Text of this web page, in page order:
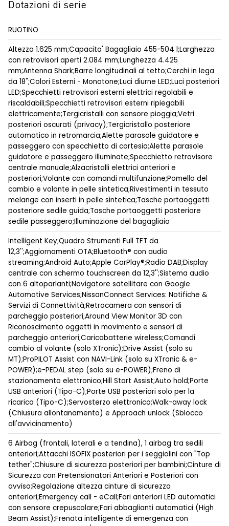
Dotazioni di serie
RUOTINO
Altezza 1.625 mm;Capacita' Bagagliaio 455-504 l;Larghezza
con retrovisori aperti 2.084 mm;Lunghezza 4.425
mm;Antenna Shark;Barre longitudinali al tetto;Cerchi in lega
da 18";Colori Esterni - Monotone;Luci diurne LED;Luci posteriori
LED;Specchietti retrovisori esterni elettrici regolabili e
riscaldabili;Specchietti retrovisori esterni ripiegabili
elettricamente;Tergicristalli con sensore pioggia;Vetri
posteriori oscurati (privacy);Tergicristallo posteriore
automatico in retromarcia;Alette parasole guidatore e
passeggero con specchietto di cortesia;Alette parasole
guidatore e passeggero illuminate;Specchietto retrovisore
centrale manuale;Alzacristalli elettrici anteriori e
posteriori;Volante con comandi multifunzione;Pomello del
cambio e volante in pelle sintetica;Rivestimenti in tessuto
melange con inserti in pelle sintetica;Tasche portaoggetti
posteriore sedile guida;Tasche portaoggetti posteriore
sedile passeggero;Illuminazione del bagagliaio
Intelligent Key;Quadro Strumenti Full TFT da
12,3'';Aggiornamenti OTA;Bluetooth® con audio
streaming;Android Auto;Apple CarPlay®;Radio DAB;Display
centrale con schermo touchscreen da 12,3'';Sistema audio
con 6 altoparlanti;Navigatore satellitare con Google
Automotive Services;NissanConnect Services: Notifiche &
Servizi di Connettività;Retrocamera con sensori di
parcheggio posteriori;Around View Monitor 3D con
Riconoscimento oggetti in movimento e sensori di
parcheggio anteriori;Caricabatterie wireless;Comandi
cambio al volante (solo XTronic);Drive Assist (solo su
MT);ProPILOT Assist con NAVI-Link (solo su XTronic & e-
POWER);e-PEDAL step (solo su e-POWER);Freno di
stazionamento elettronico;Hill Start Assist;Auto hold;Porte
USB anteriori (Tipo-C);Porte USB posteriori solo per la
ricarica (Tipo-C);Servosterzo elettronico;Walk-away lock
(Chiusura allontanamento) e Approach unlock (Sblocco
all'avvicinamento)
6 Airbag (frontali, laterali e a tendina), 1 airbag tra sedili
anteriori;Attacchi ISOFIX posteriori per i seggiolini con "Top
tether";Chiusure di sicurezza posteriori per bambini;Cinture di
Sicurezza con Pretensionatori Anteriori e Posteriori con
avviso;Regolazione altezza cinture di sicurezza
anteriori;Emergency call - eCall;Fari anteriori LED automatici
con sensore crepuscolare;Fari abbaglianti automatici (High
Beam Assist);Frenata intelligente di emergenza con